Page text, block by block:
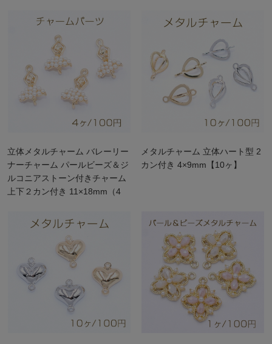
立体メタルチャーム バレーリー
ナーチャーム パールビーズ＆ジ
ルコニアストーン付きチャーム
上下２カン付き 11×18mm（4
メタルチャーム 立体ハート型 2
カン付き 4×9mm【10ヶ】